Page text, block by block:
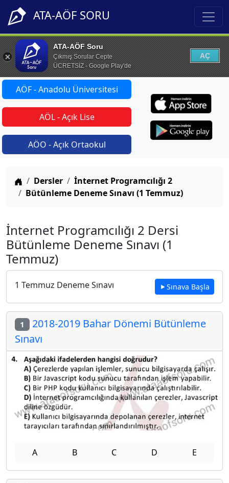
ATA-AÖF SORU
ATA-AÖF Soru
Çıkmış Sorular Cepte
ÜCRETSİZ - Google Play'de
AÇ
AÖF - Anadolu Üniversitesi
AÖL - Açık Lise
AÖO - Açık Ortaokul
Anasayfa
Dersler
İnternet Programcılığı 2
Bütünleme Deneme Sınavı (1 Temmuz)
İnternet Programcılığı 2 Dersi
Bütünleme Deneme Sınavı (1
Temmuz)
1 Temmuz Deneme Sınavı Sınava Başla
1 2018-2019 Bahar Dönemi Bütünleme
Sınavı
A B C D E